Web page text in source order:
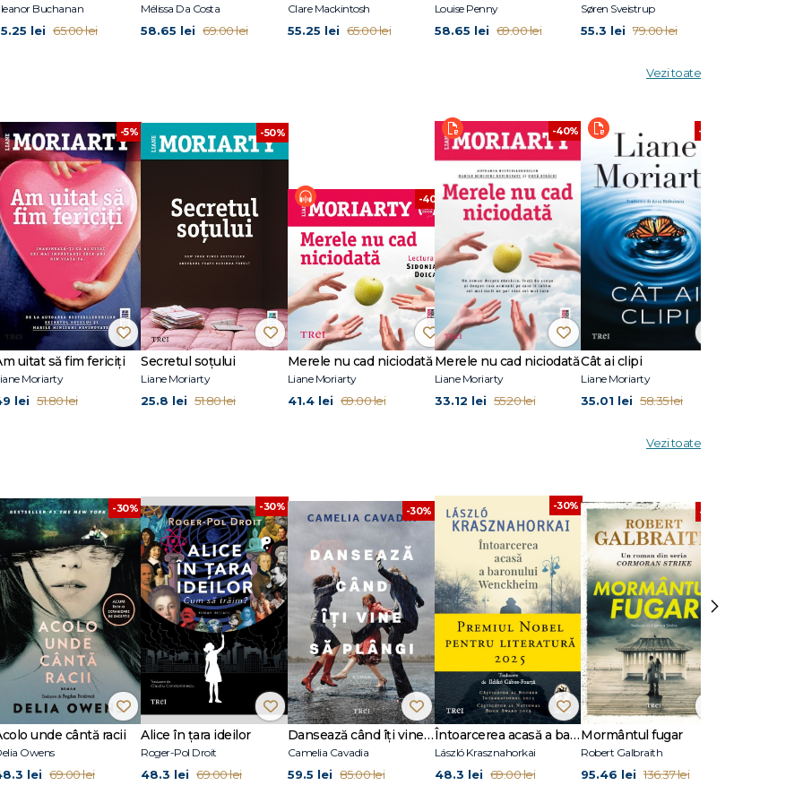
la Editura Trei), Marile minciuni nevinovate (Editura Trei 2015), Secretul soțului
copii adolescenți.
Buchanan
lei 65.00 lei
Mélissa Da Costa
58.65 lei 69.00 lei
Clare Mackintosh
55.25 lei 65.00 lei
Louise Penny
58.65 lei 69.00 lei
Søren Sveistrup
55.3 lei 79.00 lei
Vezi toate
-5%
uitat să fim fericiți
Moriarty
lei 51.80 lei
-50%
Secretul soţului
Liane Moriarty
25.8 lei 51.80 lei
-40%
Merele nu cad niciodată
Liane Moriarty
41.4 lei 69.00 lei
-40%
Merele nu cad niciodată
Liane Moriarty
33.12 lei 55.20 lei
-40%
Cât ai clipi
Liane Moriarty
35.01 lei 58.35 lei
Vezi toate
-30%
unde cântă racii
Owens
lei 69.00 lei
-30%
Alice în țara ideilor
Roger-Pol Droit
48.3 lei 69.00 lei
-30%
Dansează când îți vine să plângi
Camelia Cavadia
59.5 lei 85.00 lei
-30%
Întoarcerea acasă a baronului Wenckheim
László Krasznahorkai
48.3 lei 69.00 lei
-30%
Mormântul fugar
Robert Galbraith
95.46 lei 136.37 lei
›